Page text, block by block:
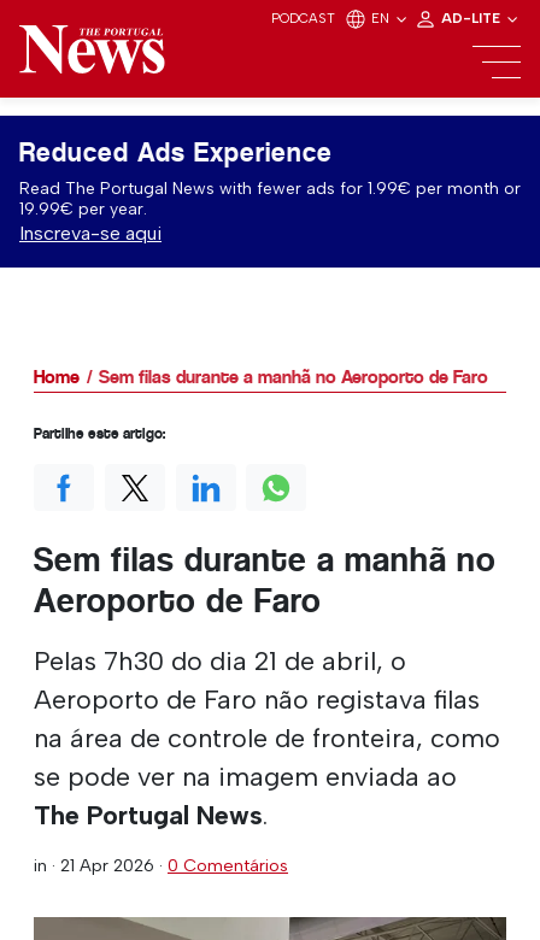
PODCAST EN AD-LITE
Reduced Ads Experience
Read The Portugal News with fewer ads for 1.99€ per month or
19.99€ per year.
Inscreva-se aqui
Home Sem filas durante a manhã no Aeroporto de Faro
Sem filas durante a manhã no
Aeroporto de Faro
Pelas 7h30 do dia 21 de abril, o
Aeroporto de Faro não registava filas
na área de controle de fronteira, como
se pode ver na imagem enviada ao
The Portugal News.
in · 21 Apr 2026 · 0 Comentários
Partilhe este artigo: